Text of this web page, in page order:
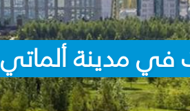
في مدينة ألماتي